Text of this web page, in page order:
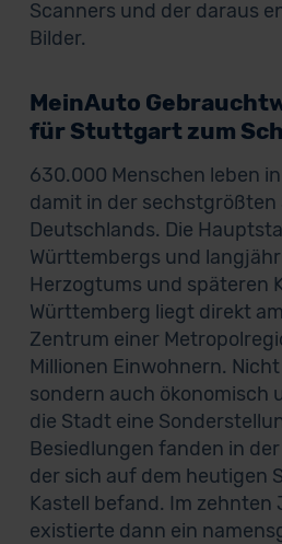
Scanners und der daraus
Bilder.
MeinAuto
für Stuttgart zum
630.000 Menschen leben
damit in der sechstgrößten
Deutschlands. Die
Württembergs und
Herzogtums und späteren
Württemberg liegt direkt
Zentrum einer
Millionen Einwohnern.
sondern auch ökonomisch
die Stadt eine
Besiedlungen fanden in
der sich auf dem heutigen
Kastell befand. Im
existierte dann ein